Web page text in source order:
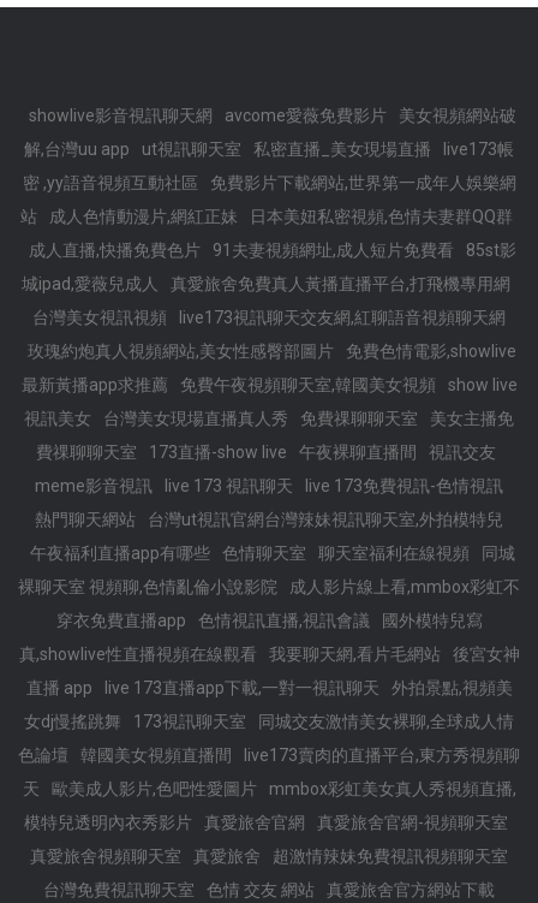
showlive影音視訊聊天網 avcome愛薇免費影片
美女視頻網站破
解,台灣uu app
ut視訊聊天室 私密直播_美女現場直播
live173帳
密 ,yy語音視頻互動社區
免費影片下載網站,世界第一成年人娛樂網
站
成人色情動漫片,網紅正妹
日本美妞私密視頻,色情夫妻群QQ群
成人直播,快播免費色片
91夫妻視頻網址,成人短片免費看
85st影
城ipad,愛薇兒成人
真愛旅舍免費真人黃播直播平台,打飛機專用網
台灣美女視訊視頻
live173視訊聊天交友網,紅聊語音視頻聊天網
玫瑰約炮真人視頻網站,美女性感臀部圖片
免費色情電影,showlive
最新黃播app求推薦
免費午夜視頻聊天室,韓國美女視頻
show live
視訊美女
台灣美女現場直播真人秀 免費祼聊聊天室
美女主播免
費祼聊聊天室
173直播-show live 午夜裸聊直播間
視訊交友
meme影音視訊
live 173 視訊聊天
live 173免費視訊-色情視訊
熱門聊天網站
台灣ut視訊官網台灣辣妹視訊聊天室,外拍模特兒
午夜福利直播app有哪些
色情聊天室 聊天室福利在線視頻
同城
裸聊天室 視頻聊,色情亂倫小說影院
成人影片線上看,mmbox彩虹不
穿衣免費直播app
色情視訊直播,視訊會議
國外模特兒寫
真,showlive性直播視頻在線觀看
我要聊天網,看片毛網站
後宮女神
直播 app
live 173直播app下載,一對一視訊聊天
外拍景點,視頻美
女dj慢搖跳舞
173視訊聊天室
同城交友激情美女裸聊,全球成人情
色論壇
韓國美女視頻直播間
live173賣肉的直播平台,東方秀視頻聊
天
歐美成人影片,色吧性愛圖片
mmbox彩虹美女真人秀視頻直播,
模特兒透明內衣秀影片
真愛旅舍官網
真愛旅舍官網-視頻聊天室
真愛旅舍視頻聊天室
真愛旅舍
超激情辣妹免費視訊視頻聊天室
台灣免費視訊聊天室
色情 交友 網站 真愛旅舍官方網站下載